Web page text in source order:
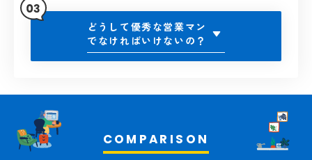
どうして優秀な営業マン
でなければいけないの？